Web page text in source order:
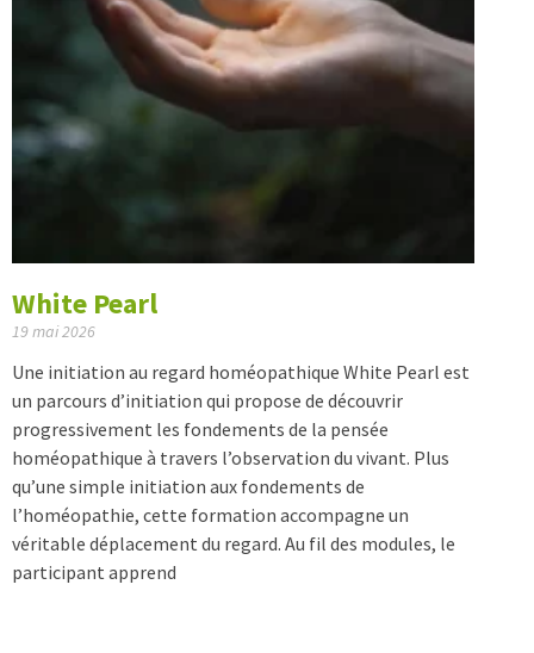
White Pearl
19 mai 2026
Une initiation au regard homéopathique White Pearl est
un parcours d’initiation qui propose de découvrir
progressivement les fondements de la pensée
homéopathique à travers l’observation du vivant. Plus
qu’une simple initiation aux fondements de
l’homéopathie, cette formation accompagne un
véritable déplacement du regard. Au fil des modules, le
participant apprend